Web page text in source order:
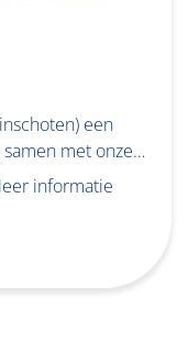
een
samen met onze…
informatie